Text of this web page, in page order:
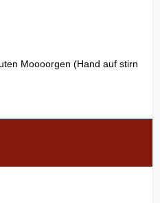
Moooorgen (Hand auf stirn